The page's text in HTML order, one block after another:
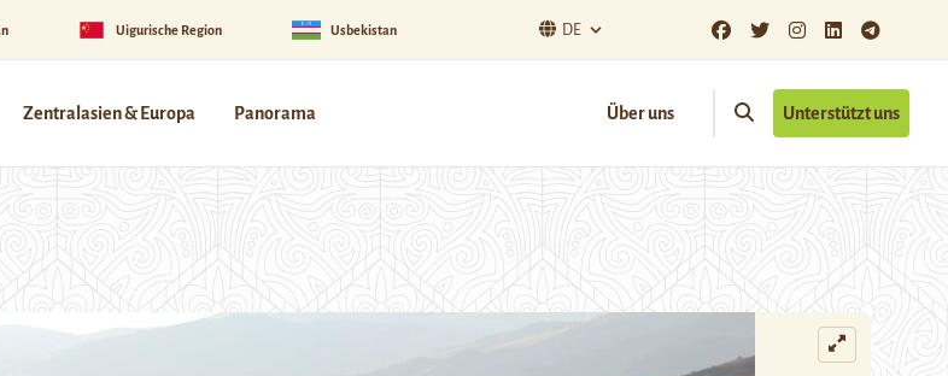
Uigurische Region Usbekistan DE
Zentralasien & Europa Panorama Über uns Unterstützt uns